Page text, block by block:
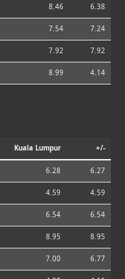
8.46 6.38
7.54 7.24
7.92 7.92
8.99 4.14
Kuala Lumpur +/-
6.28 6.27
4.59 4.59
6.54 6.54
8.95 8.95
7.00 6.77